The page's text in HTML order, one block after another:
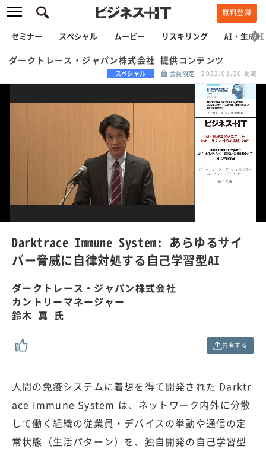
無料登録
セミナー スペシャル ムービー リスキリング AI・生成AI
ダークトレース・ジャパン株式会社 提供コンテンツ
スペシャル 会員限定 2022/01/20 掲載
u
/
1
0
0
0
0
Darktrace Immune System: あらゆるサイ
バー脅威に自律対処する自己学習型AI
ダークトレース・ジャパン株式会社
カントリーマネージャー
鈴木 真 氏
共有する
人間の免疫システムに着想を得て開発された Darktr
ace Immune System は、ネットワーク内外に分散
して働く組織の従業員・デバイスの挙動や通信の定
常状態（生活パターン）を、独自開発の自己学習型